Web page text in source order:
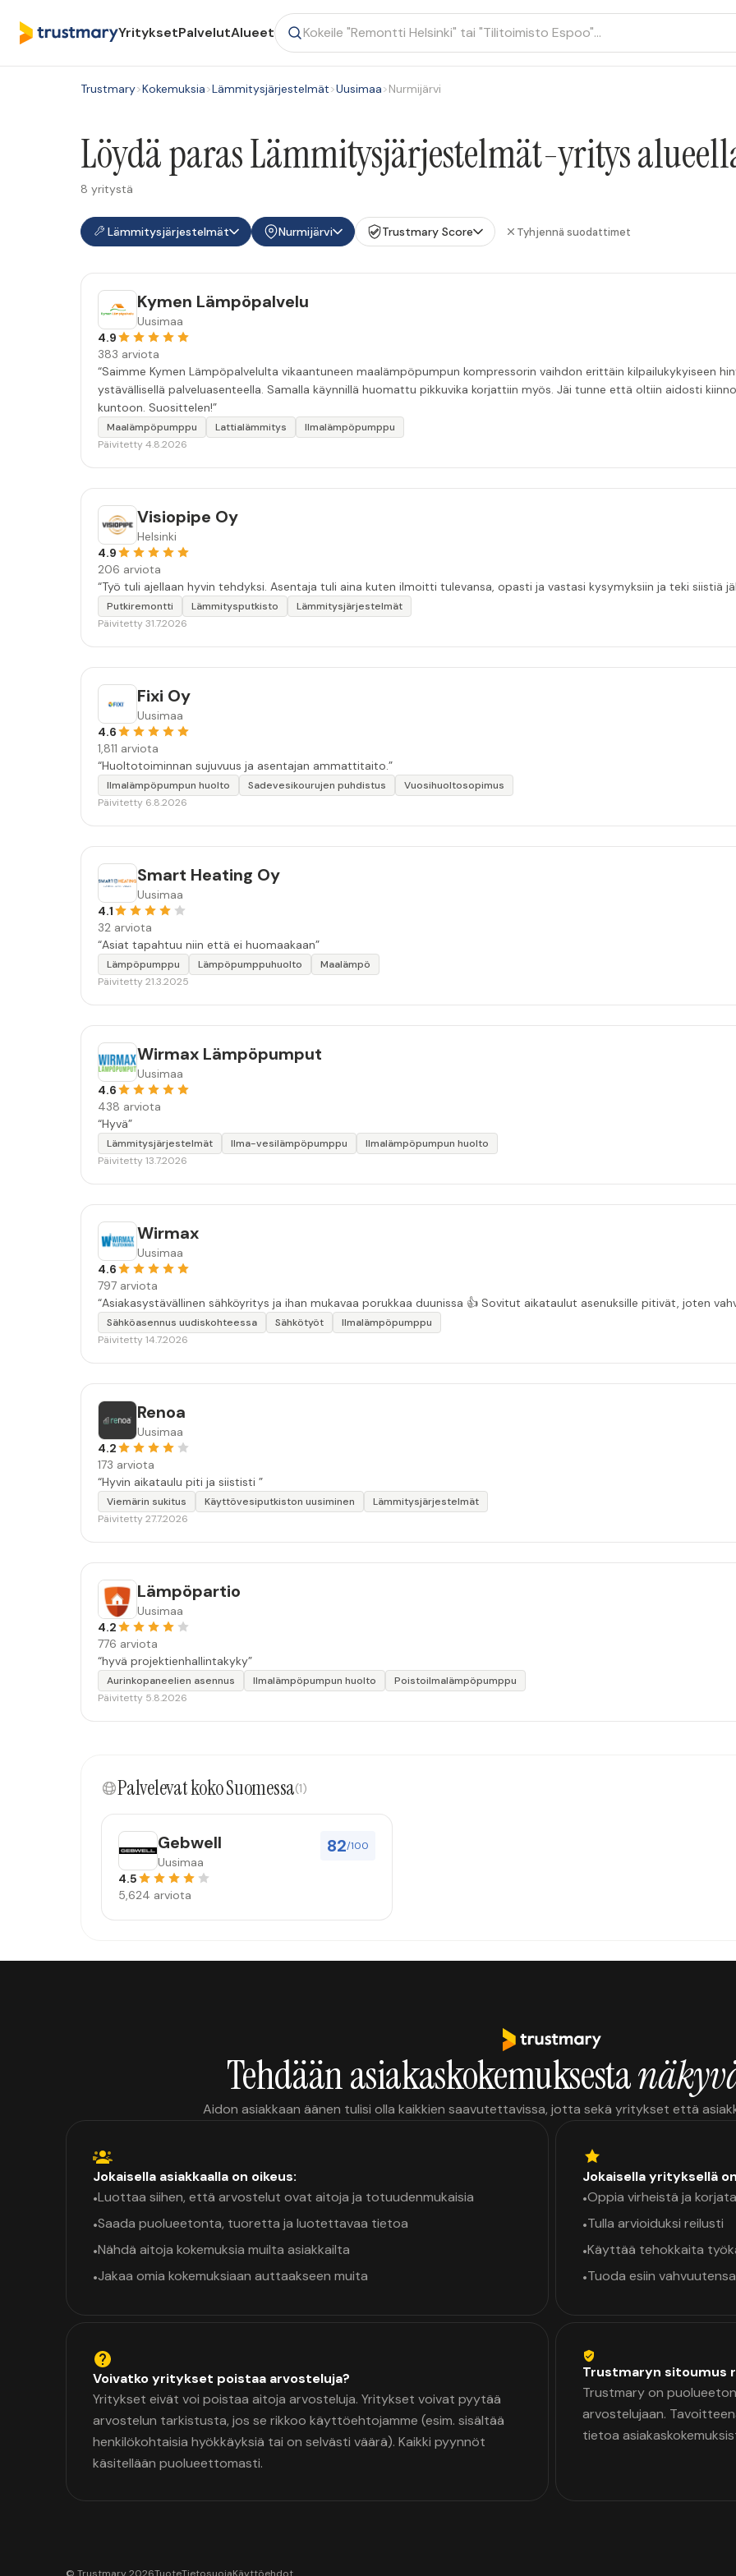
YrityksetPalvelutAlueet
Trustmary>Kokemuksia>Lämmitysjärjestelmät>Uusimaa>Nurmijärvi
Löydä paras Lämmitysjärjestelmät-yritys
8 yritystä
Lämmitysjärjestelmät Nurmijärvi Trustmary Score Tyhjennä suodattimet
Kymen Lämpöpalvelu
Uusimaa
4.9
383 arviota
“Saimme Kymen Lämpöpalvelulta vikaantuneen maalämpöpumpun kompressorin vaihdon erittäin kilpailukykyiseen
ystävällisellä palveluasenteella. Samalla käynnillä huomattu pikkuvika korjattiin myös. Jäi tunne että oltiin aidosti
kuntoon. Suosittelen!”
Maalämpöpumppu Lattialämmitys
Ilmalämpöpumppu
Päivitetty 4.8.2026
Visiopipe Oy
Helsinki
4.9
206 arviota
“Työ tuli ajellaan hyvin tehdyksi. Asentaja tuli aina kuten ilmoitti tulevansa, opasti ja vastasi kysymyksiin ja teki siistiä
Putkiremontti Lämmitysputkisto
Lämmitysjärjestelmät
Päivitetty 31.7.2026
Fixi Oy
Uusimaa
4.6
1,811 arviota
“Huoltotoiminnan sujuvuus ja asentajan ammattitaito.”
Ilmalämpöpumpun huolto Sadevesikourujen puhdistus
Vuosihuoltosopimus
Päivitetty 6.8.2026
Smart Heating Oy
Uusimaa
4.1
32 arviota
“Asiat tapahtuu niin että ei huomaakaan”
Lämpöpumppu Lämpöpumppuhuolto
Maalämpö
Päivitetty 21.3.2025
Wirmax Lämpöpumput
Uusimaa
4.6
438 arviota
“Hyvä”
Lämmitysjärjestelmät Ilma-vesilämpöpumppu
Ilmalämpöpumpun huolto
Päivitetty 13.7.2026
Wirmax
Uusimaa
4.6
797 arviota
“Asiakasystävällinen sähköyritys ja ihan mukavaa porukkaa duunissa 👍 Sovitut
Sähköasennus uudiskohteessa Sähkötyöt
Ilmalämpöpumppu
Päivitetty 14.7.2026
Renoa
Uusimaa
4.2
173 arviota
“Hyvin aikataulu piti ja siististi ”
Viemärin sukitus Käyttövesiputkiston uusiminen
Lämmitysjärjestelmät
Päivitetty 27.7.2026
Lämpöpartio
Uusimaa
4.2
776 arviota
“hyvä projektienhallintakyky”
Aurinkopaneelien asennus Ilmalämpöpumpun huolto
Poistoilmalämpöpumppu
Päivitetty 5.8.2026
Palvelevat koko Suomessa(1)
82/100
Gebwell
Uusimaa
4.5
5,624 arviota
Tehdään asiakaskokemuksesta
Aidon asiakkaan äänen tulisi olla kaikkien saavutettavissa, jotta sekä yritykset että
Jokaisella asiakkaalla on oikeus:
•Luottaa siihen, että arvostelut ovat aitoja ja totuudenmukaisia
•Saada puolueetonta, tuoretta ja luotettavaa tietoa
•Nähdä aitoja kokemuksia muilta asiakkailta
•Jakaa omia kokemuksiaan auttaakseen muita
Jokaisella yrityksellä
•Oppia virheistä ja
•Tulla arvioiduksi reilusti
•Käyttää tehokkaita
•Tuoda esiin vahvuutensa
Voivatko yritykset poistaa arvosteluja?
Yritykset eivät voi poistaa aitoja arvosteluja. Yritykset voivat pyytää
arvostelun tarkistusta, jos se rikkoo käyttöehtojamme (esim. sisältää
henkilökohtaisia hyökkäyksiä tai on selvästi väärä). Kaikki pyynnöt
käsitellään puolueettomasti.
Trustmaryn sitoumus
Trustmary on
arvostelujaan.
tietoa